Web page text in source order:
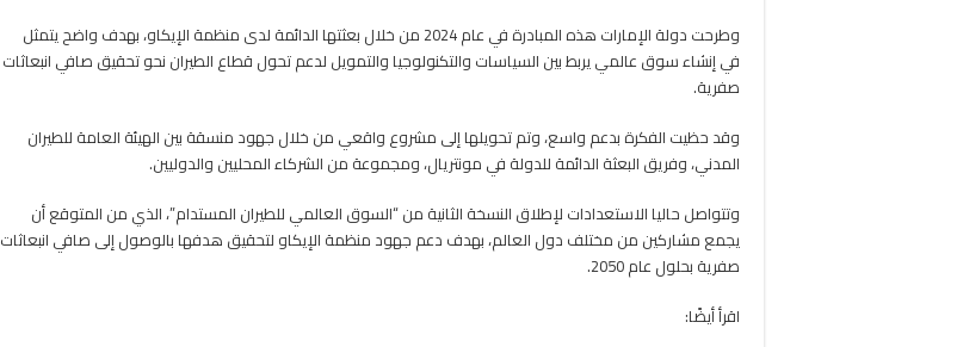
وطرحت دولة الإمارات هذه المبادرة في عام 2024 من خلال بعثتها الدائمة لدى منظمة الإيكاو، بهدف واضح يتمثل
في إنشاء سوق عالمي يربط بين السياسات والتكنولوجيا والتمويل لدعم تحول قطاع الطيران نحو تحقيق صافي انبعاثات
صفرية.
وقد حظيت الفكرة بدعم واسع، وتم تحويلها إلى مشروع واقعي من خلال جهود منسقة بين الهيئة العامة للطيران
المدني، وفريق البعثة الدائمة للدولة في مونتريال، ومجموعة من الشركاء المحليين والدوليين.
وتتواصل حاليا الاستعدادات لإطلاق النسخة الثانية من “السوق العالمي للطيران المستدام”، الذي من المتوقع أن
يجمع مشاركين من مختلف دول العالم، بهدف دعم جهود منظمة الإيكاو لتحقيق هدفها بالوصول إلى صافي انبعاثات
صفرية بحلول عام 2050.
اقرأ أيضًا: